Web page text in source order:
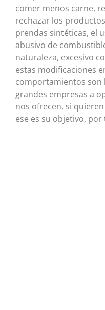
comer menos carne,
rechazar los
prendas sintéticas, el
abusivo de
naturaleza, excesivo
estas modificaciones
comportamientos son
grandes empresas a
nos ofrecen, si
ese es su objetivo,